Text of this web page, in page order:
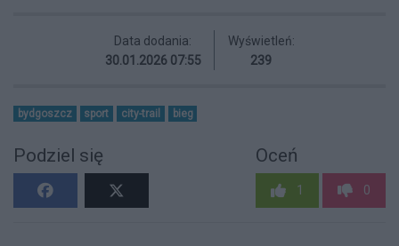
Data dodania:
30.01.2026 07:55
Wyświetleń:
239
bydgoszcz sport city-trail bieg
Podziel się Oceń
1 0